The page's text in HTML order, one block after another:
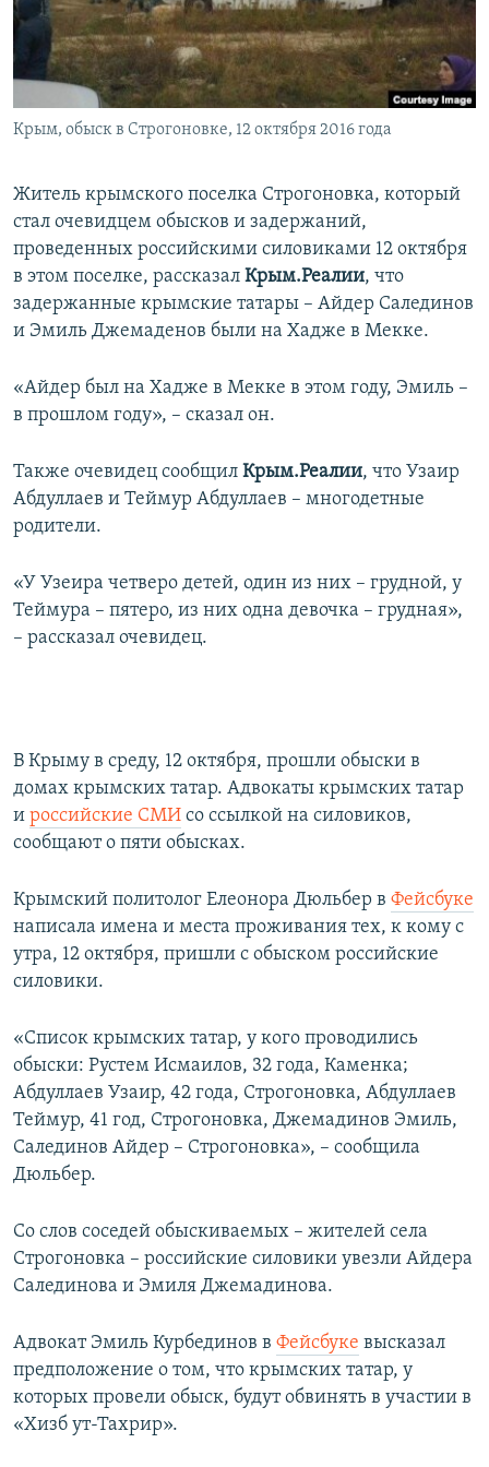
ПОБЕДИТЕЛЕЙ НЕ СУДЯТ?
КРЫМ.НЕПОКОРЕННЫЙ
УКРАИНСКАЯ ПРОБЛЕМА КРЫМА
ПРИСОЕДИНЯЙТЕСЬ!
Крым, обыск в Строгоновке, 12 октября 2016 года
Житель крымского поселка Строгоновка, который
стал очевидцем обысков и задержаний,
проведенных российскими силовиками 12 октября
в этом поселке, рассказал Крым.Реалии, что
задержанные крымские татары – Айдер Салединов
и Эмиль Джемаденов были на Хадже в Мекке.
«Айдер был на Хадже в Мекке в этом году, Эмиль –
в прошлом году», – сказал он.
Также очевидец сообщил Крым.Реалии, что Узаир
Абдуллаев и Теймур Абдуллаев – многодетные
родители.
«У Узеира четверо детей, один из них – грудной, у
Теймура – пятеро, из них одна девочка – грудная»,
– рассказал очевидец.
В Крыму в среду, 12 октября, прошли обыски в
домах крымских татар. Адвокаты крымских татар
и российские СМИ со ссылкой на силовиков,
сообщают о пяти обысках.
Крымский политолог Елеонора Дюльбер в Фейсбуке
написала имена и места проживания тех, к кому с
утра, 12 октября, пришли с обыском российские
силовики.
«Список крымских татар, у кого проводились
обыски: Рустем Исмаилов, 32 года, Каменка;
Абдуллаев Узаир, 42 года, Строгоновка, Абдуллаев
Теймур, 41 год, Строгоновка, Джемадинов Эмиль,
Салединов Айдер – Строгоновка», – сообщила
Дюльбер.
Со слов соседей обыскиваемых – жителей села
Строгоновка – российские силовики увезли Айдера
Салединова и Эмиля Джемадинова.
Адвокат Эмиль Курбединов в Фейсбуке высказал
предположение о том, что крымских татар, у
которых провели обыск, будут обвинять в участии в
«Хизб ут-Тахрир».